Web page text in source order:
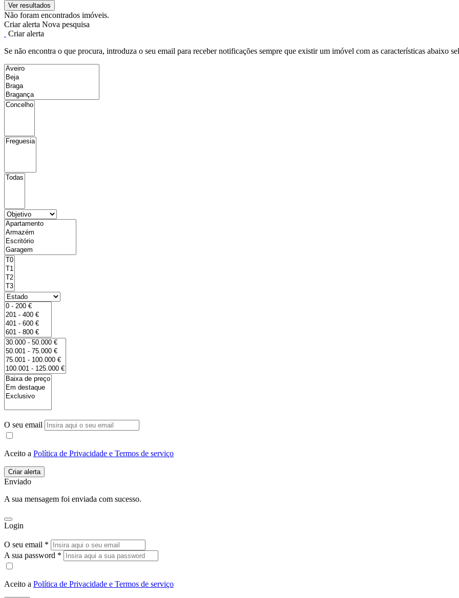
Não foram encontrados imóveis.
Criar alerta Nova pesquisa
Criar alerta
Se não encontra o que procura, introduza o seu email para receber notificações sempre que existir um imóvel com as características abaixo
O seu email
Aceito a Política de Privacidade e Termos de serviço
Enviado
A sua mensagem foi enviada com sucesso.
Login
O seu email *
A sua password *
Aceito a Política de Privacidade e Termos de serviço